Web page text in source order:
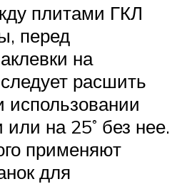
плитами ГКЛ
перед
на
расшить
использовании
на 25˚ без нее.
применяют
для